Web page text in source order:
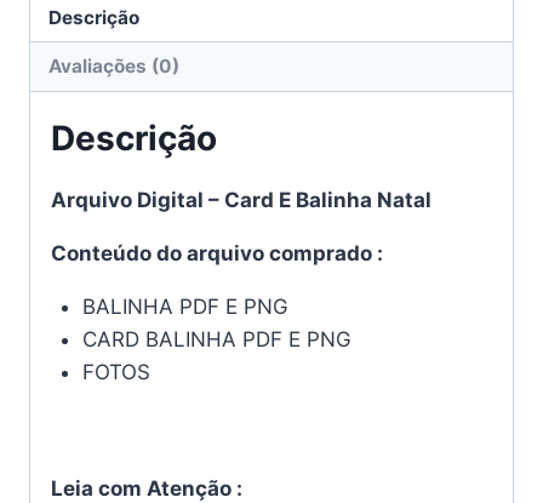
Descrição
Avaliações (0)
Descrição
Arquivo Digital – Card E Balinha Natal
Conteúdo do arquivo comprado :
BALINHA PDF E PNG
CARD BALINHA PDF E PNG
FOTOS
Leia com Atenção :